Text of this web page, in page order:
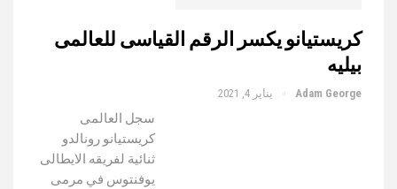
كريستيانو يكسر الرقم القياسى للعالمى
بيليه
Adam George يناير 4, 2021
سجل العالمى
كريستيانو رونالدو
ثنائية لفريقه الايطالى
يوفنتوس في مرمى